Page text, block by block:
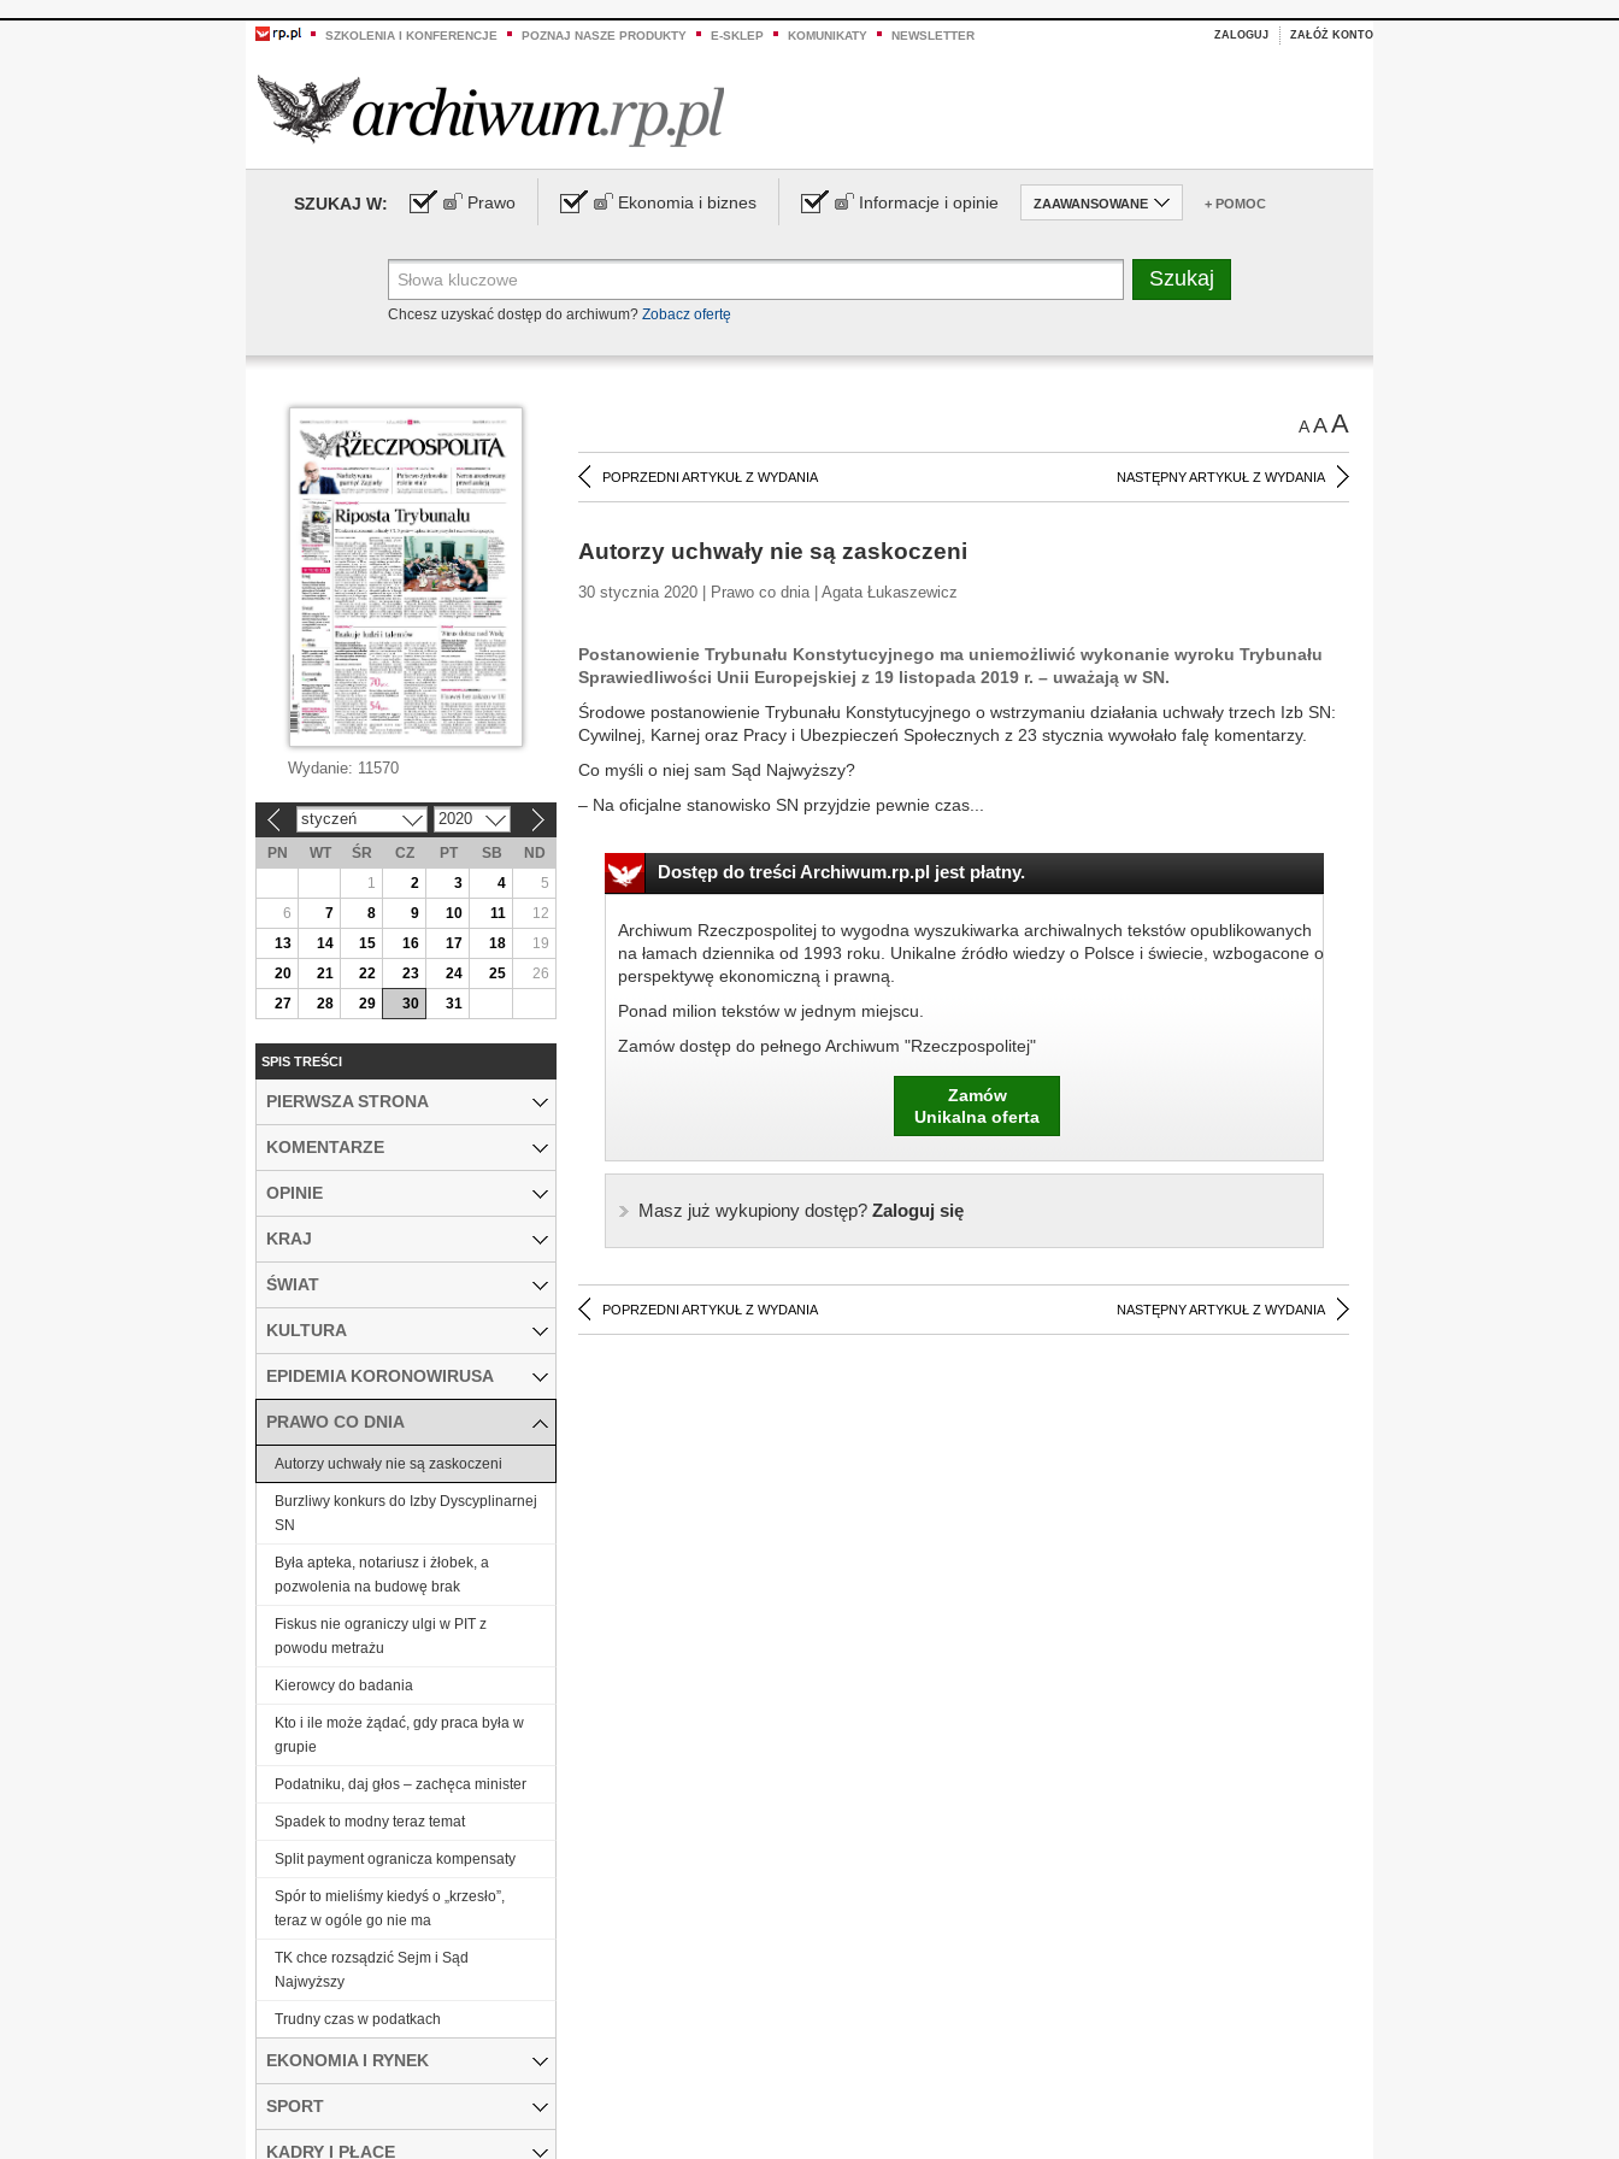
SZKOLENIA I KONFERENCJE POZNAJ NASZE PRODUKTY E-SKLEP KOMUNIKATY NEWSLETTER ZALOGUJ ZAŁÓŻ KONTO
SZUKAJ W: Prawo Ekonomia i biznes Informacje i opinie ZAAWANSOWANE + POMOC
Chcesz uzyskać dostęp do archiwum? Zobacz ofertę
AAA
POPRZEDNI ARTYKUŁ Z WYDANIA NASTĘPNY ARTYKUŁ Z WYDANIA
Autorzy uchwały nie są zaskoczeni
30 stycznia 2020 | Prawo co dnia | Agata Łukaszewicz
Postanowienie Trybunału Konstytucyjnego ma uniemożliwić wykonanie wyroku Trybunału
Sprawiedliwości Unii Europejskiej z 19 listopada 2019 r. – uważają w SN.
Środowe postanowienie Trybunału Konstytucyjnego o wstrzymaniu działania uchwały trzech Izb SN:
Cywilnej, Karnej oraz Pracy i Ubezpieczeń Społecznych z 23 stycznia wywołało falę komentarzy.
Co myśli o niej sam Sąd Najwyższy?
– Na oficjalne stanowisko SN przyjdzie pewnie czas...
Dostęp do treści Archiwum.rp.pl jest płatny.
Archiwum Rzeczpospolitej to wygodna wyszukiwarka archiwalnych tekstów opublikowanych
na łamach dziennika od 1993 roku. Unikalne źródło wiedzy o Polsce i świecie, wzbogacone o
perspektywę ekonomiczną i prawną.
Ponad milion tekstów w jednym miejscu.
Zamów dostęp do pełnego Archiwum "Rzeczpospolitej"
Zamów
Unikalna oferta
Masz już wykupiony dostęp?Zaloguj się
POPRZEDNI ARTYKUŁ Z WYDANIA NASTĘPNY ARTYKUŁ Z WYDANIA
Wydanie: 11570
styczeń 2020
PN WT ŚR CZ PT SB
ND
1
2 3 4
5
6
7 8 9 10 11
12
13
14 15 16 17 18
19
20
21 22 23 24 25
26
27
28 29 30 31
SPIS TREŚCI
PIERWSZA STRONA
KOMENTARZE
OPINIE
KRAJ
ŚWIAT
KULTURA
EPIDEMIA KORONOWIRUSA
PRAWO CO DNIA
Autorzy uchwały nie są zaskoczeni
Burzliwy konkurs do Izby Dyscyplinarnej
SN
Była apteka, notariusz i żłobek, a
pozwolenia na budowę brak
Fiskus nie ograniczy ulgi w PIT z
powodu metrażu
Kierowcy do badania
Kto i ile może żądać, gdy praca była w
grupie
Podatniku, daj głos – zachęca minister
Spadek to modny teraz temat
Split payment ogranicza kompensaty
Spór to mieliśmy kiedyś o „krzesło”,
teraz w ogóle go nie ma
TK chce rozsądzić Sejm i Sąd
Najwyższy
Trudny czas w podatkach
EKONOMIA I RYNEK
SPORT
KADRY I PŁACE